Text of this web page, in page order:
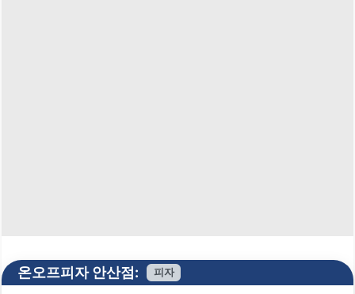
온오프피자 안산점: 피자